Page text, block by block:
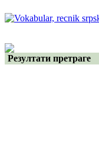
Резултати претраге